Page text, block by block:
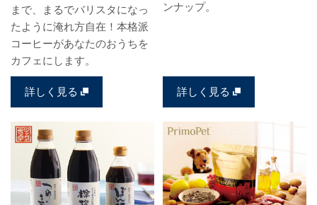
まで、まるでバリスタになっ
たように淹れ方自在！本格派
コーヒーがあなたのおうちを
カフェにします。
詳しく見る
ンナップ。
詳しく見る